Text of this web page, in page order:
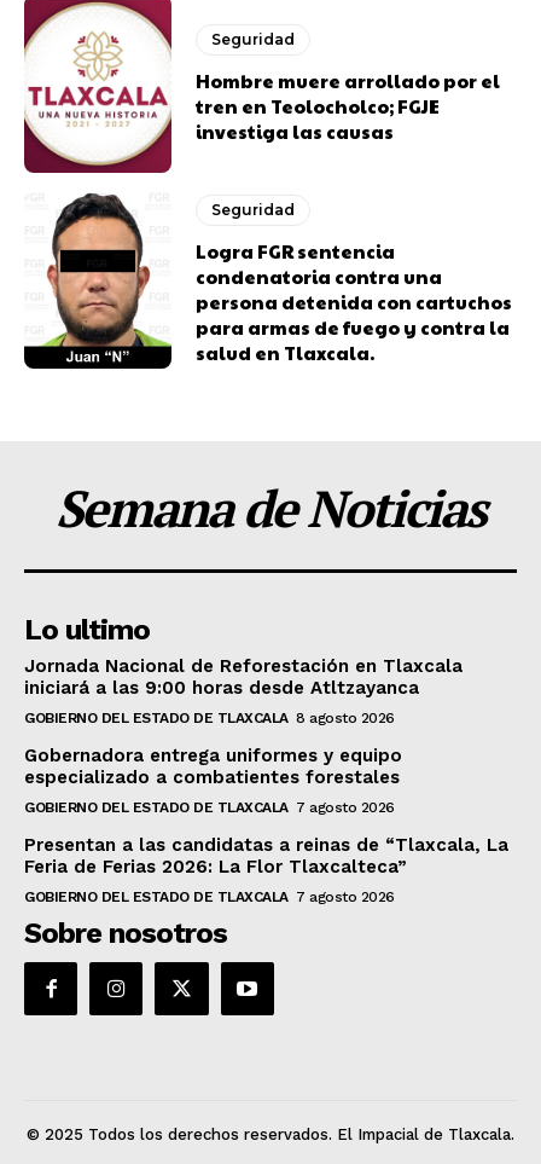
Seguridad
Hombre muere arrollado por el
tren en Teolocholco; FGJE
investiga las causas
Seguridad
Logra FGR sentencia
condenatoria contra una
persona detenida con cartuchos
para armas de fuego y contra la
salud en Tlaxcala.
Semana de Noticias
Lo ultimo
Jornada Nacional de Reforestación en Tlaxcala
iniciará a las 9:00 horas desde Atltzayanca
GOBIERNO DEL ESTADO DE TLAXCALA 8 agosto 2026
Gobernadora entrega uniformes y equipo
especializado a combatientes forestales
GOBIERNO DEL ESTADO DE TLAXCALA 7 agosto 2026
Presentan a las candidatas a reinas de “Tlaxcala, La
Feria de Ferias 2026: La Flor Tlaxcalteca”
GOBIERNO DEL ESTADO DE TLAXCALA 7 agosto 2026
Sobre nosotros
© 2025 Todos los derechos reservados. El Impacial de Tlaxcala.